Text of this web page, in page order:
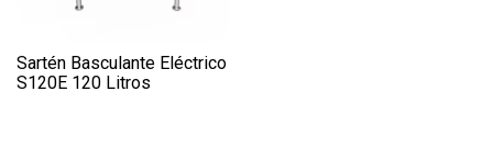
Sartén Basculante Eléctrico
S120E 120 Litros